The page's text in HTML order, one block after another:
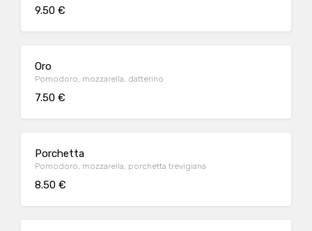
9.50 €
Oro
Pomodoro, mozzarella, datterino
7.50 €
Porchetta
Pomodoro, mozzarella, porchetta trevigiana
8.50 €